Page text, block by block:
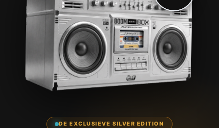
DE EXCLUSIEVE SILVER EDITION